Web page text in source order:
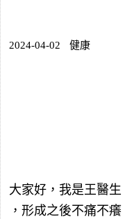
2024-04-02 健康
大家好，我是王醫生
，形成之後不痛不